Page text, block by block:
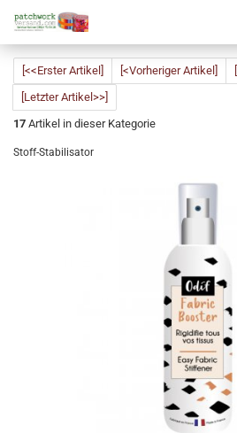
[<<Erster Artikel] [<Vorheriger Artikel]
[Letzter Artikel>>]
17 Artikel in dieser Kategorie
Stoff-Stabilisator